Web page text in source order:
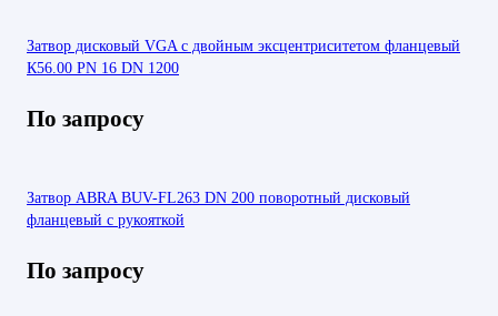
Затвор дисковый VGA с двойным эксцентриситетом фланцевый
К56.00 PN 16 DN 1200
По запросу
Затвор ABRA BUV-FL263 DN 200 поворотный дисковый
фланцевый с рукояткой
По запросу